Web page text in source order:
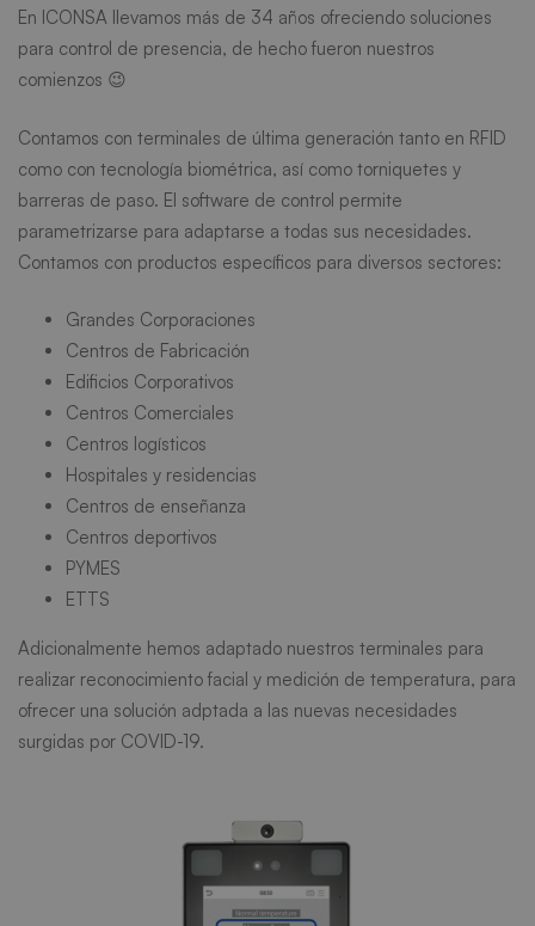
En ICONSA llevamos más de 34 años ofreciendo soluciones
para control de presencia, de hecho fueron nuestros
comienzos 😉
Contamos con terminales de última generación tanto en RFID
como con tecnología biométrica, así como torniquetes y
barreras de paso. El software de control permite
parametrizarse para adaptarse a todas sus necesidades.
Contamos con productos específicos para diversos sectores:
Grandes Corporaciones
Centros de Fabricación
Edificios Corporativos
Centros Comerciales
Centros logísticos
Hospitales y residencias
Centros de enseñanza
Centros deportivos
PYMES
ETTS
Adicionalmente hemos adaptado nuestros terminales para
realizar reconocimiento facial y medición de temperatura, para
ofrecer una solución adptada a las nuevas necesidades
surgidas por COVID-19.